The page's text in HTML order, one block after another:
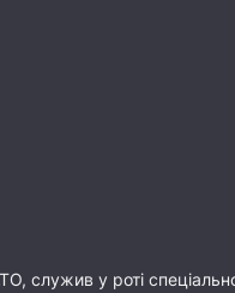
служив у роті